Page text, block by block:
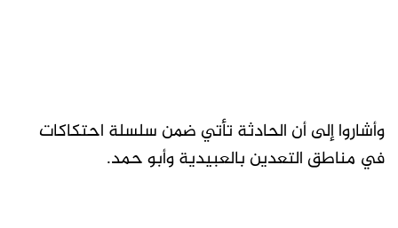
وأشاروا إلى أن الحادثة تأتي ضمن سلسلة احتكاكات
في مناطق التعدين بالعبيدية وأبو حمد.